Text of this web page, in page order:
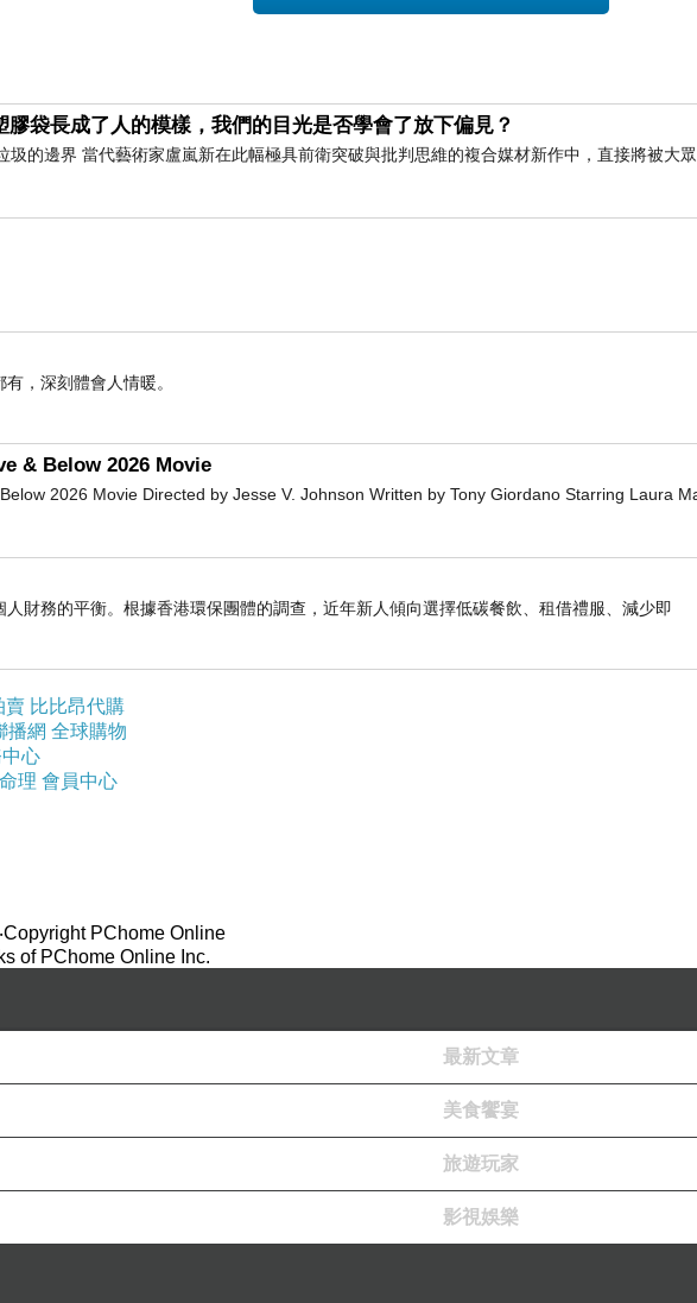
袋長成了人的模樣，我們的目光是否學會了放下偏見？
的邊界 當代藝術家盧嵐新在此幅極具前衛突破與批判思維的複合媒材新作中，直接將被大
，深刻體會人情暖。
& Below 2026 Movie
2026 Movie Directed by Jesse V. Johnson Written by Tony Giordano Starring Laura
財務的平衡。根據香港環保團體的調查，近年新人傾向選擇低碳餐飲、租借禮服、減少即
賣 比比昂代購
播網 全球購物
心
理 會員中心
‧Copyright PChome Online
of PChome Online Inc.
最新文章
美食饗宴
旅遊玩家
影視娛樂